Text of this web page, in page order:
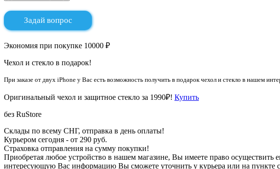
Задай вопрос
Экономия при покупке 10000 ₽
Чехол и стекло в подарок!
При заказе от двух iPhone у Вас есть возможность получить в подарок чехол и стекло в нашем
Оригинальный чехол и защитное стекло за 1990₽! Купить
без RuStore
Склады по всему СНГ, отправка в день оплаты!
Курьером сегодня - от 290 руб.
Страховка отправления на сумму покупки!
Приобретая любое устройство в нашем магазине, Вы имеете право
интересующую Вас информацию Вы сможете уточнить у курьера или на пункте